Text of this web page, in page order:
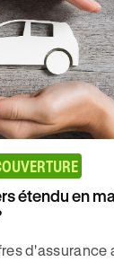
étendu en
d'assurance